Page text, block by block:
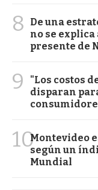
8
De una
no se
presente de
9
"Los costos
disparan
10Montevideo
según un
Mundial